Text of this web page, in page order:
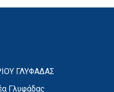
ΓΛΥΦΑΔΑΣ
Γλυφάδας